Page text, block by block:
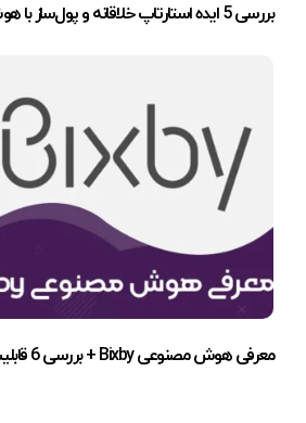
بررسی 5 ایده استارتاپ خلاقانه و پول‌ساز با هوش مصنوعی
معرفی هوش مصنوعی Bixby + بررسی 6 قابلیت آن